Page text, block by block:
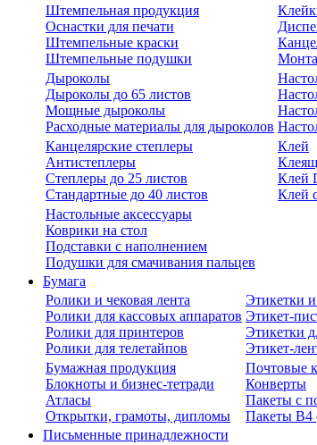
Штемпельная продукция
Оснастки для печати
Штемпельные краски
Штемпельные подушки
Дыроколы
Дыроколы до 65 листов
Мощные дыроколы
Расходные материалы для дыроколов
Канцелярские степлеры
Антистеплеры
Степлеры до 25 листов
Стандартные до 40 листов
Клей
Клей
Клей
Настольные аксессуары
Коврики на стол
Подставки с наполнением
Подушки для смачивания пальцев
Бумага
Ролики и чековая лента
Ролики для кассовых аппаратов
Ролики для принтеров
Ролики для телетайпов
Этикетки
Этикет-
Этикетки
Этикет-
Бумажная продукция
Блокноты и бизнес-тетради
Атласы
Открытки, грамоты, дипломы
Почтовые
Конверты
Пакеты с
Пакеты В4
Письменные принадлежности